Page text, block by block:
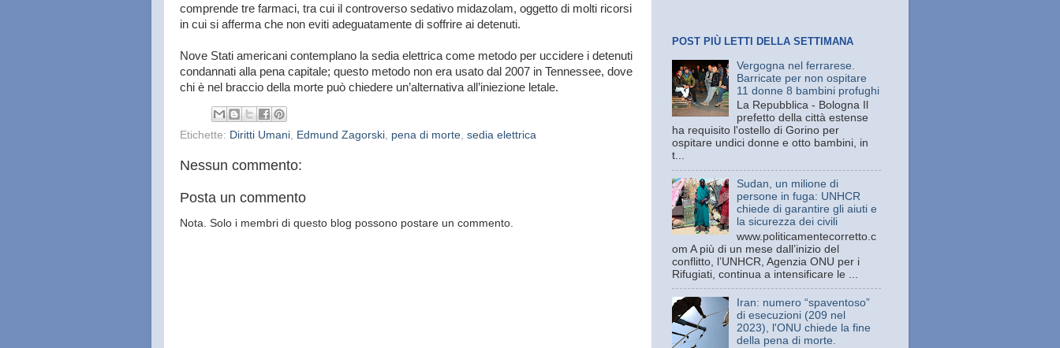
comprende tre farmaci, tra cui il controverso sedativo midazolam, oggetto di molti ricorsi
in cui si afferma che non eviti adeguatamente di soffrire ai detenuti.
Nove Stati americani contemplano la sedia elettrica come metodo per uccidere i detenuti
condannati alla pena capitale; questo metodo non era usato dal 2007 in Tennessee, dove
chi è nel braccio della morte può chiedere un’alternativa all’iniezione letale.
Etichette: Diritti Umani Edmund Zagorski pena di morte sedia elettrica
Nessun commento:
Posta un commento
Nota. Solo i membri di questo blog possono postare un commento.
POST PIÙ LETTI DELLA SETTIMANA
Vergogna nel ferrarese.
Barricate per non ospitare
11 donne 8 bambini profughi
La Repubblica - Bologna Il
prefetto della città estense
ha requisito l'ostello di Gorino per
ospitare undici donne e otto bambini, in
t...
Sudan, un milione di
persone in fuga: UNHCR
chiede di garantire gli aiuti e
la sicurezza dei civili
www.politicamentecorretto.c
om A più di un mese dall’inizio del
conflitto, l’UNHCR, Agenzia ONU per i
Rifugiati, continua a intensificare le ...
Iran: numero “spaventoso”
di esecuzioni (209 nel
2023), l'ONU chiede la fine
della pena di morte.